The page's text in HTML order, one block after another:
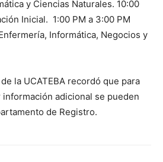
y Ciencias Natura­les. 10:00
Ini­cial. 1:00 PM a 3:00 PM
In­formática, Negocios y
la UCATEBA recordó que para
adicional se pueden
de Registro.